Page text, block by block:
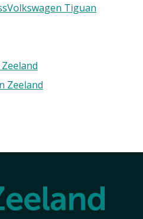
Volkswagen Tiguan
Zeeland